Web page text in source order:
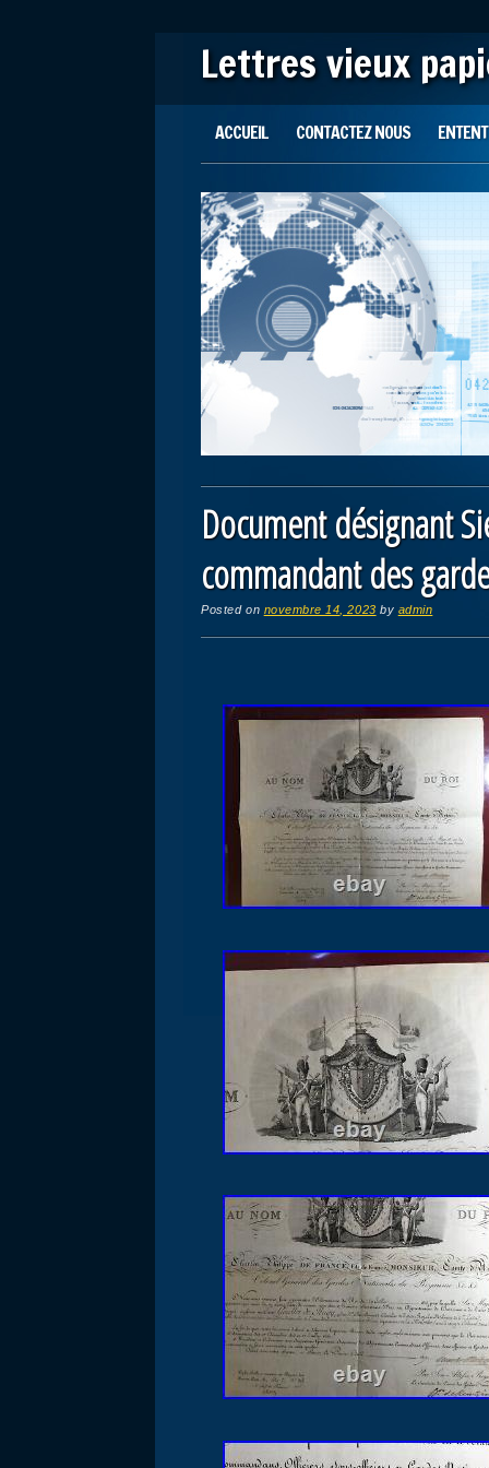
Lettres vieux
Main menu
ACCUEIL CONTACTEZ NOUS
Document désignant
commandant des
Posted on novembre 14, 2023 by admin